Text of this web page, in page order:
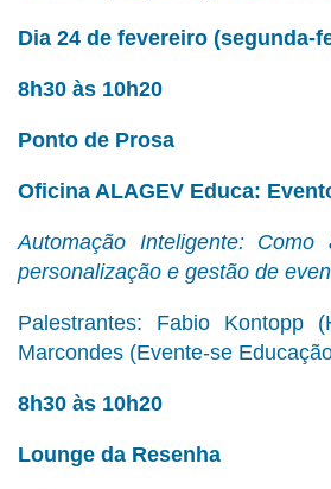
Dia 24 de fevereiro (segunda-
8h30 às 10h20
Ponto de Prosa
Oficina ALAGEV Educa:
Automação Inteligente:
personalização e gestão de
Palestrantes: Fabio Kontopp
Marcondes (Evente-se
8h30 às 10h20
Lounge da Resenha